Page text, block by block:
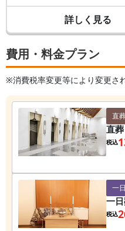
費用・料金プラン
※消費税率変更等により変更さ
直
直
税込
一
一
税込
詳しく見る